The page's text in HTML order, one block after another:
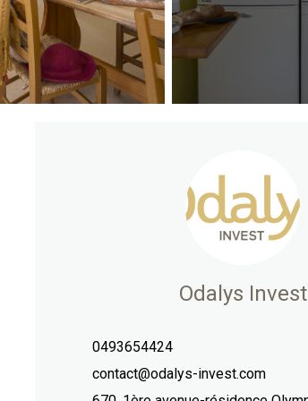
Odalys Invest
0493654424
contact@odalys-invest.com